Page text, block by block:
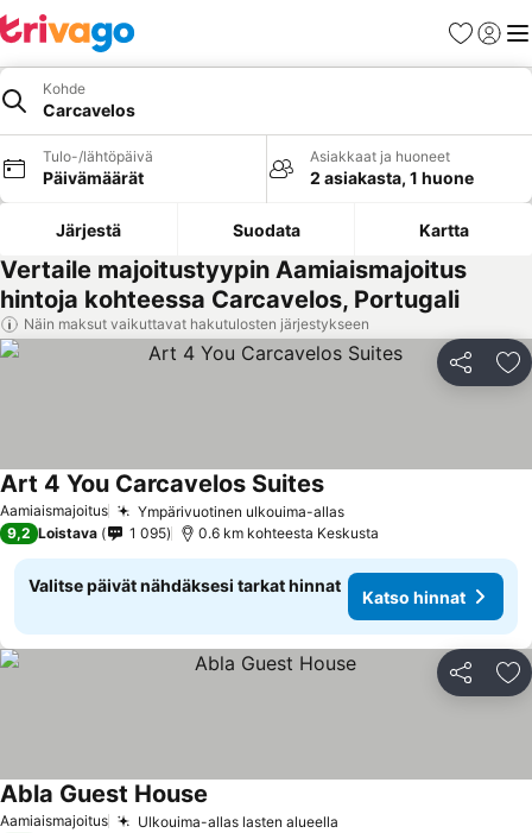
Suosikit
Kohde
Carcavelos
Tulo-/lähtöpäivä
Päivämäärät
Asiakkaat ja huoneet
2 asiakasta, 1 huone
Järjestä Suodata Kartta
Vertaile majoitustyypin Aamiaismajoitus
hintoja kohteessa Carcavelos, Portugali
Näin maksut vaikuttavat hakutulosten järjestykseen
Jaa
Aamiaismajoitus Ympärivuotinen ulkouima-allas
Art 4 You Carcavelos Suites
9,2 Loistava 1 095 0.6 km kohteesta Keskusta
Valitse päivät nähdäksesi tarkat hinnat
Katso hinnat
Jaa
Aamiaismajoitus Ulkouima-allas lasten alueella
Abla Guest House